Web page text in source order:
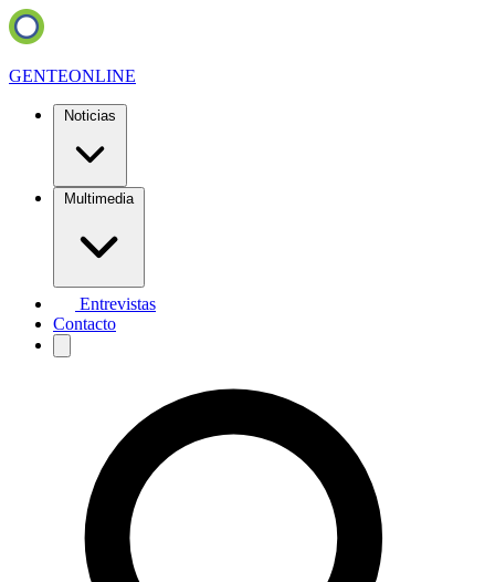
GENTEONLINE
Noticias
Multimedia
Entrevistas
Contacto